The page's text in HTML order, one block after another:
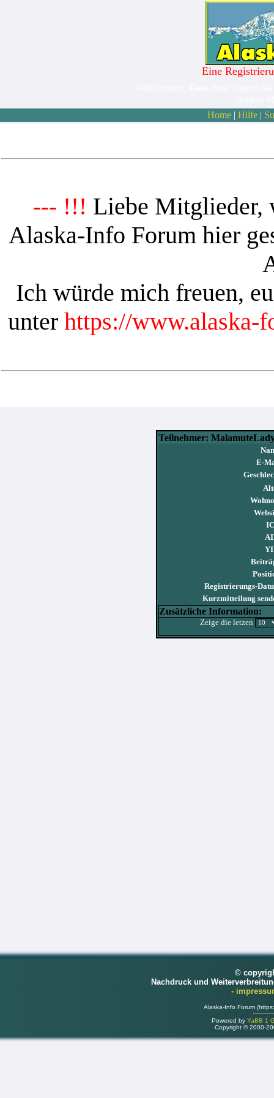
Eine
Home| Hilfe|
--- !!! Liebe Mitglieder,
Alaska-Info Forum hier
Ich würde mich freuen,
unter https://www.alaska-
Teilnehmer:
E-
Registrierungs-
Kurzmitteilung
Zusätzliche Information:
Zeige die letzen
©
Nachdruck und
-
Alaska-Info Forum
Powered by YaBB 1
Copyright © 2000-